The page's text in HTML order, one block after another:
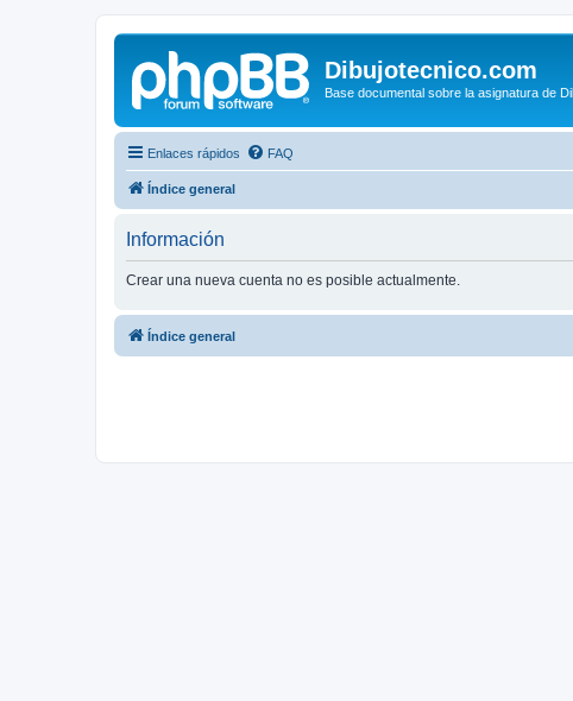
Dibujotecnico.com
Base documental sobre la asignatura de
Enlaces rápidos FAQ
Índice general
Información
Crear una nueva cuenta no es posible actualmente.
Índice general